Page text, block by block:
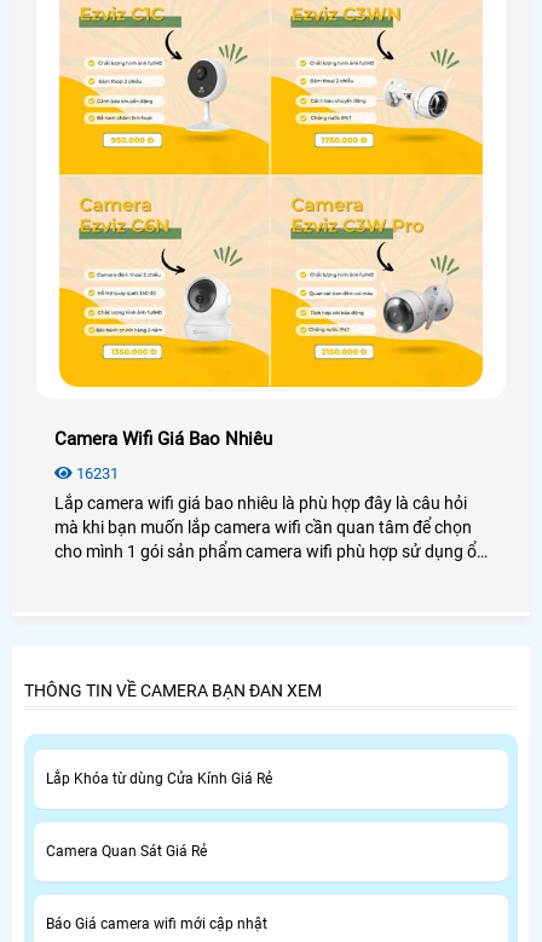
Camera Wifi Giá Bao Nhiêu
16231
Lắp camera wifi giá bao nhiêu là phù hợp đây là câu hỏi
mà khi bạn muốn lắp camera wifi cần quan tâm để chọn
cho mình 1 gói sản phẩm camera wifi phù hợp sử dụng ổn
THÔNG TIN VỀ CAMERA BẠN ĐAN XEM
Lắp Khóa từ dùng Cửa Kính Giá Rẻ
Camera Quan Sát Giá Rẻ
Báo Giá camera wifi mới cập nhật